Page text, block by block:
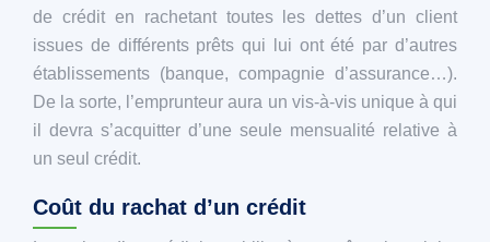
de crédit en rachetant toutes les dettes d’un client
issues de différents prêts qui lui ont été par d’autres
établissements (banque, compagnie d’assurance…).
De la sorte, l’emprunteur aura un vis-à-vis unique à qui
il devra s’acquitter d’une seule mensualité relative à
un seul crédit.
Coût du rachat d’un crédit